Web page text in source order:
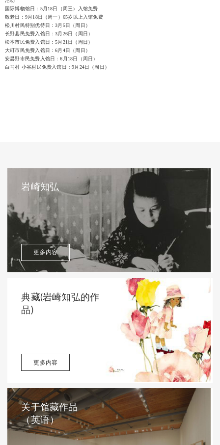
国际博物馆日：5月18日（周三）入馆免费
敬老日：9月18日（周一）65岁以上入馆免费
松川村民特别优待日：3月5日（周日）
长野县民免费入馆日：3月26日（周日）
松本市民免费入馆日：5月21日（周日）
大町市民免费入馆日：6月4日（周日）
安昙野市民免费入馆日：6月18日（周日）
白马村·小谷村民免费入馆日：9月24日（周日）
岩崎知弘
更多内容
典藏(岩崎知弘的作
品)
更多内容
关于馆藏作品
（英语）